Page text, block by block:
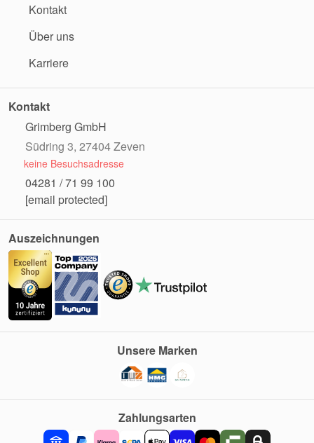
Kontakt
Über uns
Karriere
Kontakt
Grimberg GmbH
Südring 3, 27404 Zeven
keine Besuchsadresse
04281 / 71 99 100
[email protected]
Auszeichnungen
Zahlungsarten
Unsere Marken